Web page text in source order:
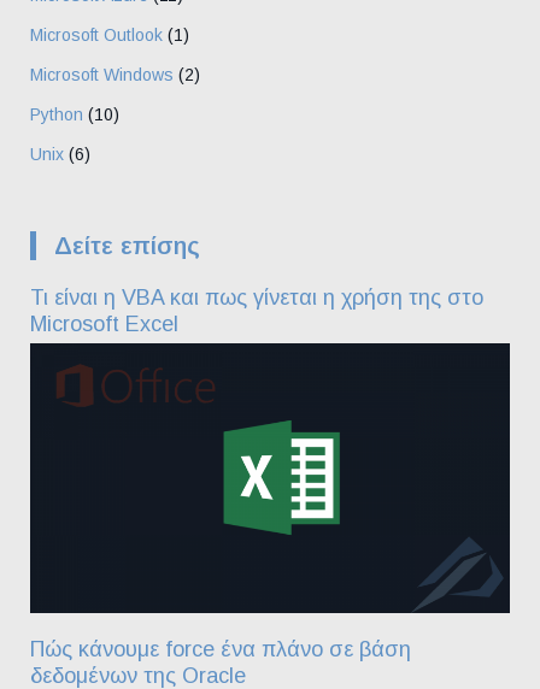
Microsoft Outlook (1)
Microsoft Windows (2)
Python (10)
Unix (6)
Δείτε επίσης
Τι είναι η VBA και πως γίνεται η χρήση της στο
Microsoft Excel
Πώς κάνουμε force ένα πλάνο σε βάση
δεδομένων της Oracle